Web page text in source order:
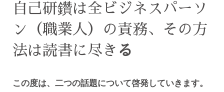
自己研鑽は全ビジネスパーソ
ン（職業人）の責務、その方
法は読書に尽き る
この度は、二つの話題について啓発していきます。